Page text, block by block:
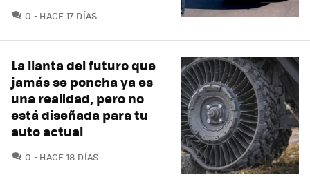
0 COMENTARIOS
HACE 17 DÍAS
La llanta del futuro que
jamás se poncha ya es
una realidad, pero no
está diseñada para tu
auto actual
0 COMENTARIOS
HACE 18 DÍAS